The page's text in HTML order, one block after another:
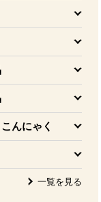
んにゃく
一覧を見る